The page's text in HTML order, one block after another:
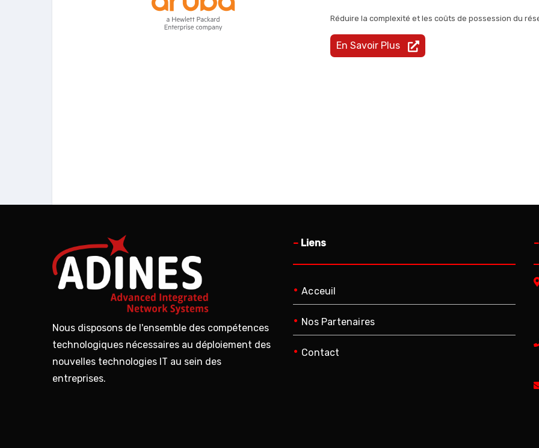
Réduire la complexité et les coûts de possession du
En Savoir Plus
Nous disposons de l'ensemble des compétences
technologiques nécessaires au déploiement des
nouvelles technologies IT au sein des
entreprises.
– Liens
• Acceuil
• Nos Partenaires
• Contact
–